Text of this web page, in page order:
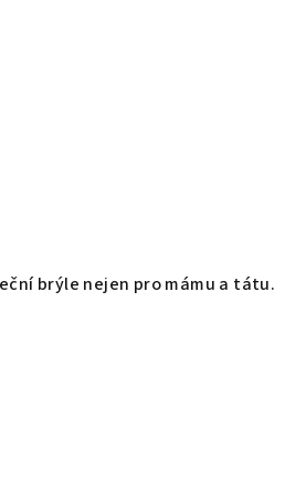
brýle nejen pro mámu a tátu.